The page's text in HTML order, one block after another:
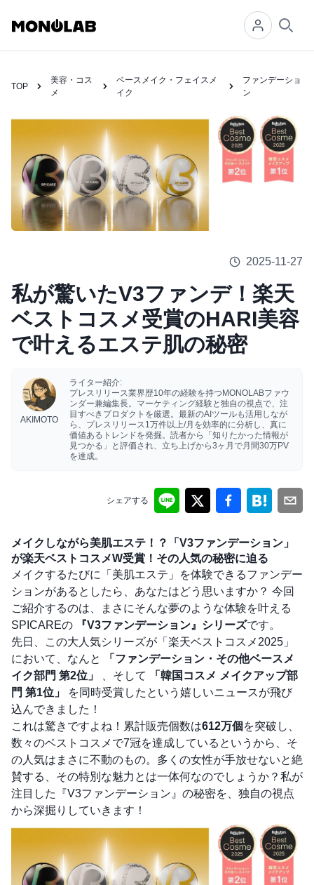
TOP
美容・コス
メ
ベースメイク・フェイスメ
イク
ファンデーショ
ン
2025-11-27
私が驚いたV3ファンデ！楽天
ベストコスメ受賞のHARI美容
で叶えるエステ肌の秘密
AKIMOTO
ライター紹介:
プレスリリース業界歴10年の経験を持つMONOLABファウ
ンダー兼編集長。マーケティング経験と独自の視点で、注
目すべきプロダクトを厳選。最新のAIツールも活用しなが
ら、プレスリリース1万件以上/月を効率的に分析し、真に
価値あるトレンドを発掘。読者から「知りたかった情報が
見つかる」と評価され、立ち上げから3ヶ月で月間30万PV
を達成。
シェアする
メイクしながら美肌エステ！？「V3ファンデーション」
が楽天ベストコスメW受賞！その人気の秘密に迫る
メイクするたびに「美肌エステ」を体験できるファンデー
ションがあるとしたら、あなたはどう思いますか？ 今回
ご紹介するのは、まさにそんな夢のような体験を叶える
SPICAREの
『V3ファンデーション』シリーズです。
先日、この大人気シリーズが「楽天ベストコスメ2025」
において、なんと
「ファンデーション・その他ベースメ
イク部門 第2位」
、そして
「韓国コスメ メイクアップ部
門 第1位」
を同時受賞したという嬉しいニュースが飛び
込んできました！
これは驚きですよね！累計販売個数は612万個 を突破し、
数々のベストコスメで7冠を達成しているというから、そ
の人気はまさに不動のもの。多くの女性が手放せないと絶
賛する、その特別な魅力とは一体何なのでしょうか？私が
注目した『V3ファンデーション』の秘密を、独自の視点
から深掘りしていきます！